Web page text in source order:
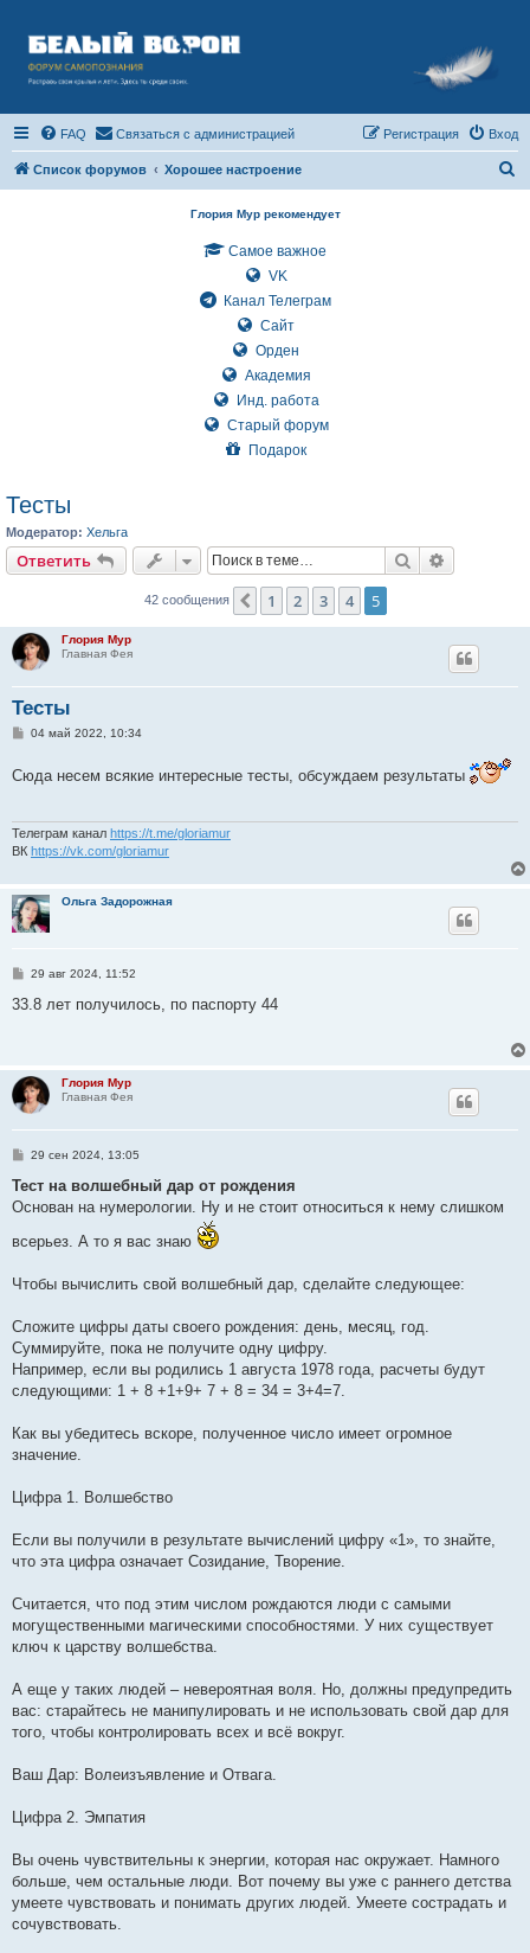
FAQ Связаться с администрацией Вход
Регистрация
Список форумов Хорошее настроение
Глория Мур рекомендует
Самое важное
VK
Канал Телеграм
Сайт
Орден
Академия
Инд. работа
Старый форум
Подарок
Тесты
Модератор: Хельга
Ответить Поиск
42 сообщения Пред.
1 2 3 4 5
Глория Мур
Главная Фея
Тесты
С
б
щ
и
е
04 май 2022, 10:34
Сюда несем всякие интересные тесты, обсуждаем результаты
Телеграм канал https://t.me/gloriamur
ВК https://vk.com/gloriamur
Ольга Задорожная
С
о
и
е
29 авг 2024, 11:52
33.8 лет получилось, по паспорту 44
Глория Мур
Главная Фея
С
о
щ
н
29 сен 2024, 13:05
Тест на волшебный дар от рождения
Основан на нумерологии. Ну и не стоит относиться к нему слишком
всерьез. А то я вас знаю
Чтобы вычислить свой волшебный дар, сделайте следующее:
Сложите цифры даты своего рождения: день, месяц, год.
Суммируйте, пока не получите одну цифру.
Например, если вы родились 1 августа 1978 года, расчеты будут
следующими: 1 + 8 +1+9+ 7 + 8 = 34 = 3+4=7.
Как вы убедитесь вскоре, полученное число имеет огромное
значение.
Цифра 1. Волшебство
Если вы получили в результате вычислений цифру «1», то знайте,
что эта цифра означает Созидание, Творение.
Считается, что под этим числом рождаются люди с самыми
могущественными магическими способностями. У них существует
ключ к царству волшебства.
А еще у таких людей – невероятная воля. Но, должны предупредить
вас: старайтесь не манипулировать и не использовать свой дар для
того, чтобы контролировать всех и всё вокруг.
Ваш Дар: Волеизъявление и Отвага.
Цифра 2. Эмпатия
Вы очень чувствительны к энергии, которая нас окружает. Намного
больше, чем остальные люди. Вот почему вы уже с раннего детства
умеете чувствовать и понимать других людей. Умеете сострадать и
сочувствовать.